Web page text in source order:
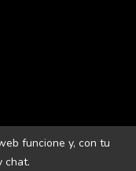
funcione y, con tu
chat. 18 · 07703 MAÓ-